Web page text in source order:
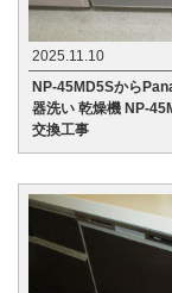
2025.11.10
NP-45MD5Sから
器洗い 乾燥機 NP-45MD9Sへの
交換工事